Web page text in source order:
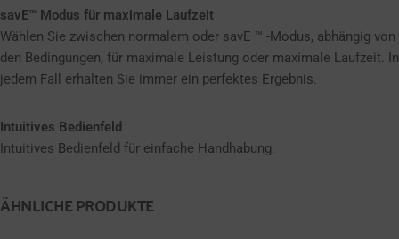
savE™ Modus für maximale Laufzeit
Wählen Sie zwischen normalem oder savE ™ -Modus, abhängig von
den Bedingungen, für maximale Leistung oder maximale Laufzeit. In
jedem Fall erhalten Sie immer ein perfektes Ergebnis.
Intuitives Bedienfeld
Intuitives Bedienfeld für einfache Handhabung.
ÄHNLICHE PRODUKTE